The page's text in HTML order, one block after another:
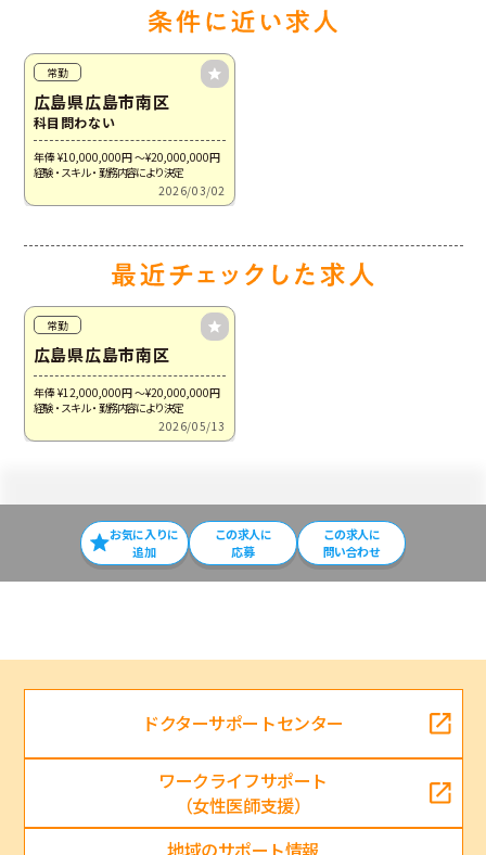
常勤
広島県広島市南区
科目問わない
年俸 ¥10,000,000円～¥20,000,000円
経験・スキル・勤務内容により決定
2026/03/02
常勤
広島県広島市南区
年俸 ¥12,000,000円～¥20,000,000円
経験・スキル・勤務内容により決定
2026/05/13
お気に入りに
追加
この求⼈に
応募
この求人に
問い合わせ
ドクターサポートセンター
ワークライフサポート
（女性医師支援）
地域のサポート情報